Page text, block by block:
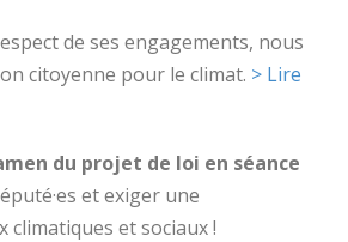
de ses engagements, nous
citoyenne pour le climat. > Lire
du projet de loi en séance
et exiger une
et sociaux !